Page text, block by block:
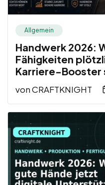
Allgemein
Handwerk 2026:
Fähigkeiten
Karriere-Booster
vonCRAFTKNIGHT